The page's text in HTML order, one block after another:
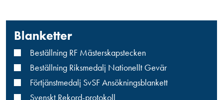
Blanketter
Beställning RF Mästerskapstecken
Beställning Riksmedalj Nationellt Gevär
Förtjänstmedalj SvSF Ansökningsblankett
Svenskt Rekord-protokoll